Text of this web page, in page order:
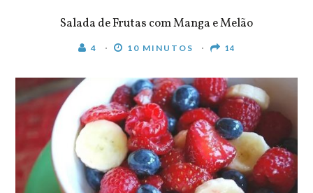
Salada de Frutas com Manga e Melão
4 10 MINUTOS 14